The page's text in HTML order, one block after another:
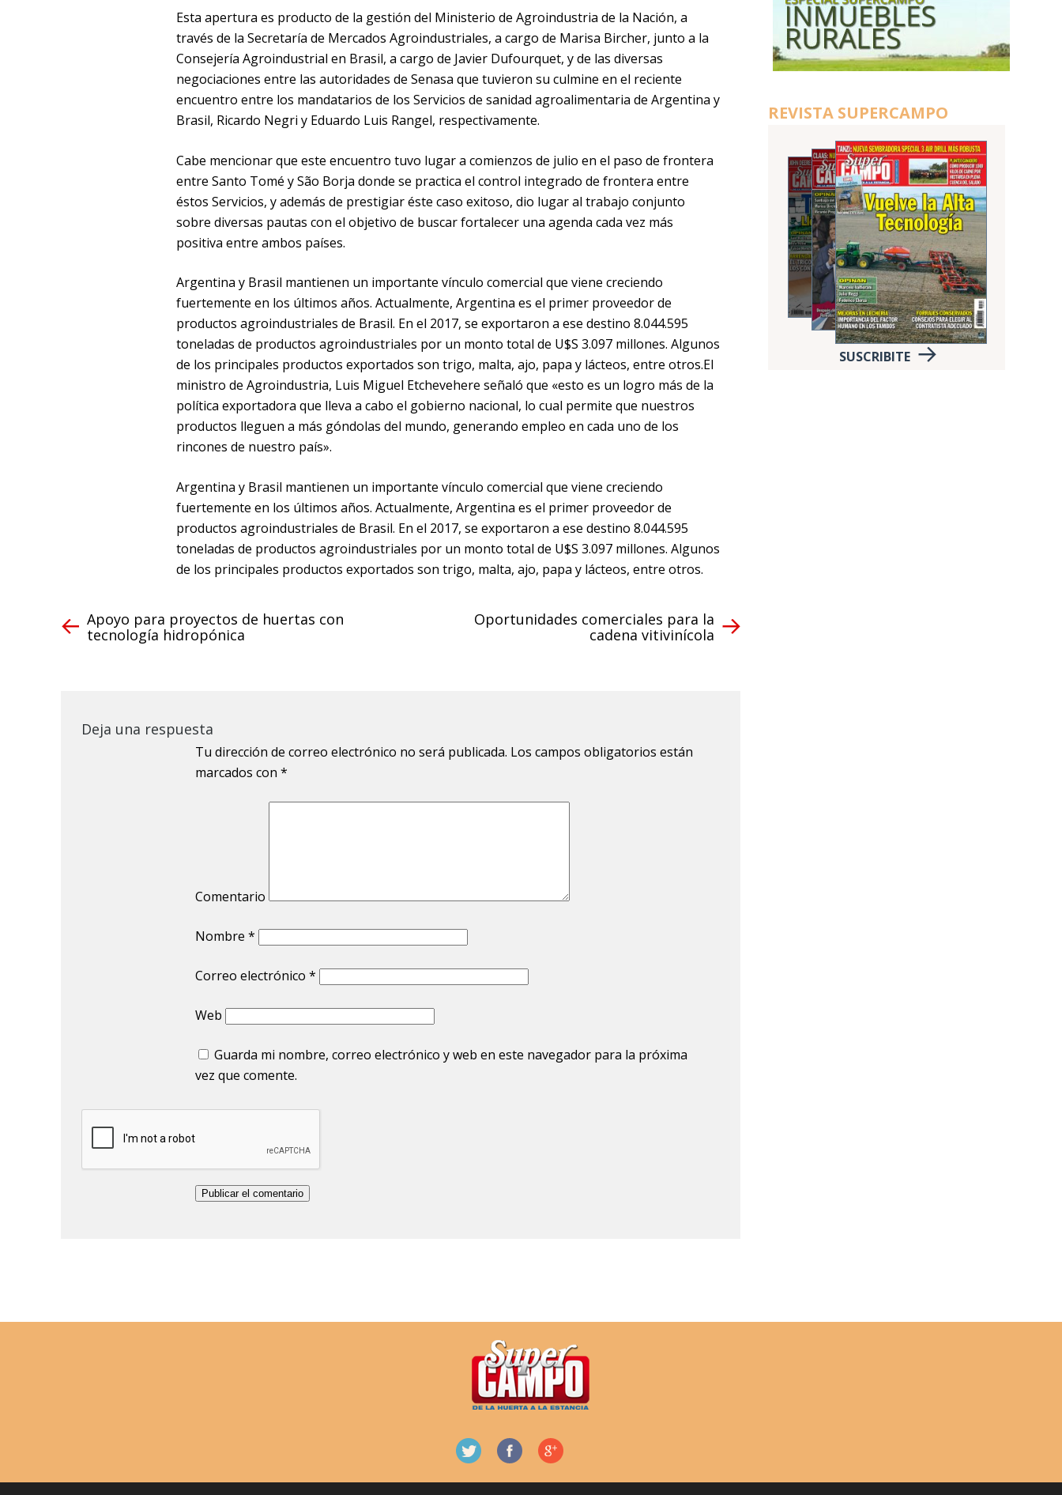
Esta apertura es producto de la gestión del Ministerio de Agroindustria de la Nación, a
través de la Secretaría de Mercados Agroindustriales, a cargo de Marisa Bircher, junto a la
Consejería Agroindustrial en Brasil, a cargo de Javier Dufourquet, y de las diversas
negociaciones entre las autoridades de Senasa que tuvieron su culmine en el reciente
encuentro entre los mandatarios de los Servicios de sanidad agroalimentaria de Argentina y
Brasil, Ricardo Negri y Eduardo Luis Rangel, respectivamente.
Cabe mencionar que este encuentro tuvo lugar a comienzos de julio en el paso de frontera
entre Santo Tomé y São Borja donde se practica el control integrado de frontera entre
éstos Servicios, y además de prestigiar éste caso exitoso, dio lugar al trabajo conjunto
sobre diversas pautas con el objetivo de buscar fortalecer una agenda cada vez más
positiva entre ambos países.
Argentina y Brasil mantienen un importante vínculo comercial que viene creciendo
fuertemente en los últimos años. Actualmente, Argentina es el primer proveedor de
productos agroindustriales de Brasil. En el 2017, se exportaron a ese destino 8.044.595
toneladas de productos agroindustriales por un monto total de U$S 3.097 millones. Algunos
de los principales productos exportados son trigo, malta, ajo, papa y lácteos, entre otros.El
ministro de Agroindustria, Luis Miguel Etchevehere señaló que «esto es un logro más de la
política exportadora que lleva a cabo el gobierno nacional, lo cual permite que nuestros
productos lleguen a más góndolas del mundo, generando empleo en cada uno de los
rincones de nuestro país».
Argentina y Brasil mantienen un importante vínculo comercial que viene creciendo
fuertemente en los últimos años. Actualmente, Argentina es el primer proveedor de
productos agroindustriales de Brasil. En el 2017, se exportaron a ese destino 8.044.595
toneladas de productos agroindustriales por un monto total de U$S 3.097 millones. Algunos
de los principales productos exportados son trigo, malta, ajo, papa y lácteos, entre otros.
Apoyo para proyectos de huertas con
tecnología hidropónica
Oportunidades comerciales para la
cadena vitivinícola
Deja una respuesta
Tu dirección de correo electrónico no será publicada. Los campos obligatorios están
marcados con *
Comentario
Nombre *
Correo electrónico *
Web
Guarda mi nombre, correo electrónico y web en este navegador para la próxima
vez que comente.
REVISTA SUPERCAMPO
SUSCRIBITE